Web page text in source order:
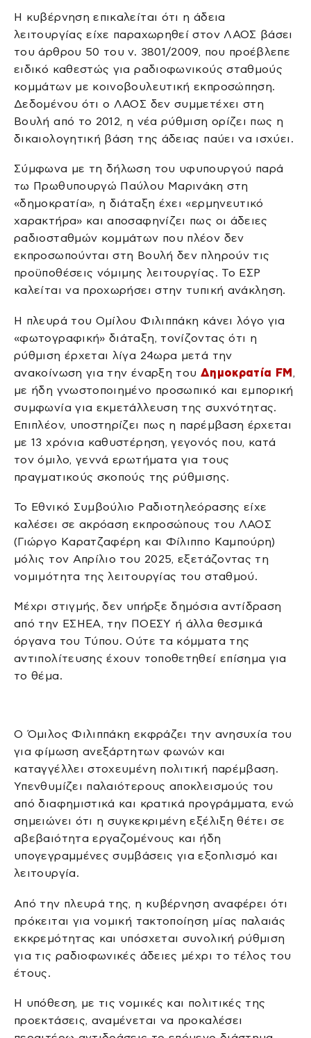
Η κυβέρνηση επικαλείται ότι η άδεια
λειτουργίας είχε παραχωρηθεί στον ΛΑΟΣ βάσει
του άρθρου 50 του ν. 3801/2009, που προέβλεπε
ειδικό καθεστώς για ραδιοφωνικούς σταθμούς
κομμάτων με κοινοβουλευτική εκπροσώπηση.
Δεδομένου ότι ο ΛΑΟΣ δεν συμμετέχει στη
Βουλή από το 2012, η νέα ρύθμιση ορίζει πως η
δικαιολογητική βάση της άδειας παύει να ισχύει.
Σύμφωνα με τη δήλωση του υφυπουργού παρά
τω Πρωθυπουργώ Παύλου Μαρινάκη στη
«δημοκρατία», η διάταξη έχει «ερμηνευτικό
χαρακτήρα» και αποσαφηνίζει πως οι άδειες
ραδιοσταθμών κομμάτων που πλέον δεν
εκπροσωπούνται στη Βουλή δεν πληρούν τις
προϋποθέσεις νόμιμης λειτουργίας. Το ΕΣΡ
καλείται να προχωρήσει στην τυπική ανάκληση.
Η πλευρά του Ομίλου Φιλιππάκη κάνει λόγο για
«φωτογραφική» διάταξη, τονίζοντας ότι η
ρύθμιση έρχεται λίγα 24ωρα μετά την
ανακοίνωση για την έναρξη του Δημοκρατία FM ,
με ήδη γνωστοποιημένο προσωπικό και εμπορική
συμφωνία για εκμετάλλευση της συχνότητας.
Επιπλέον, υποστηρίζει πως η παρέμβαση έρχεται
με 13 χρόνια καθυστέρηση, γεγονός που, κατά
τον όμιλο, γεννά ερωτήματα για τους
πραγματικούς σκοπούς της ρύθμισης.
Το Εθνικό Συμβούλιο Ραδιοτηλεόρασης είχε
καλέσει σε ακρόαση εκπροσώπους του ΛΑΟΣ
(Γιώργο Καρατζαφέρη και Φίλιππο Καμπούρη)
μόλις τον Απρίλιο του 2025, εξετάζοντας τη
νομιμότητα της λειτουργίας του σταθμού.
Μέχρι στιγμής, δεν υπήρξε δημόσια αντίδραση
από την ΕΣΗΕΑ, την ΠΟΕΣΥ ή άλλα θεσμικά
όργανα του Τύπου. Ούτε τα κόμματα της
αντιπολίτευσης έχουν τοποθετηθεί επίσημα για
το θέμα.
Ο Όμιλος Φιλιππάκη εκφράζει την ανησυχία του
για φίμωση ανεξάρτητων φωνών και
καταγγέλλει στοχευμένη πολιτική παρέμβαση.
Υπενθυμίζει παλαιότερους αποκλεισμούς του
από διαφημιστικά και κρατικά προγράμματα, ενώ
σημειώνει ότι η συγκεκριμένη εξέλιξη θέτει σε
αβεβαιότητα εργαζομένους και ήδη
υπογεγραμμένες συμβάσεις για εξοπλισμό και
λειτουργία.
Από την πλευρά της, η κυβέρνηση αναφέρει ότι
πρόκειται για νομική τακτοποίηση μίας παλαιάς
εκκρεμότητας και υπόσχεται συνολική ρύθμιση
για τις ραδιοφωνικές άδειες μέχρι το τέλος του
έτους.
Η υπόθεση, με τις νομικές και πολιτικές της
προεκτάσεις, αναμένεται να προκαλέσει